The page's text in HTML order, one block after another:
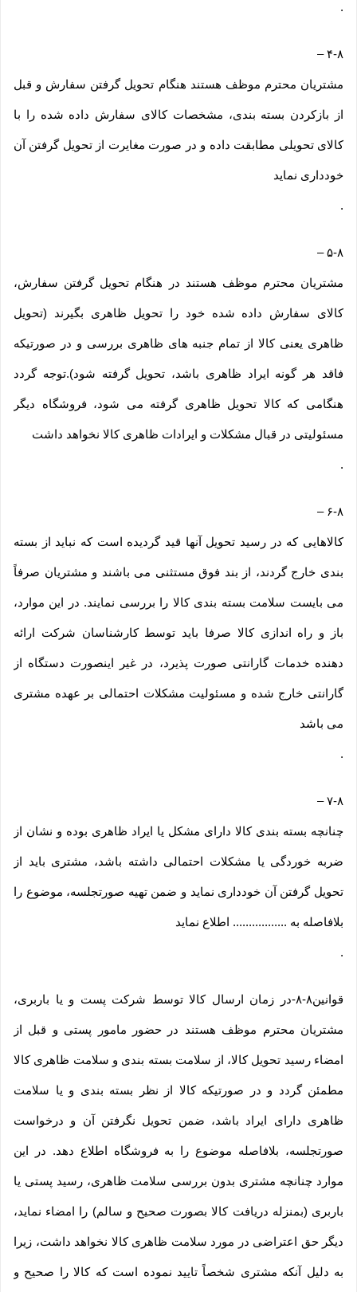
.
۴-۸–
مشتریان محترم موظف هستند هنگام تحویل گرفتن سفارش و قبل
از بازکردن بسته بندی، مشخصات کالای سفارش داده شده را با
کالای تحویلی مطابقت داده و در صورت مغایرت از تحویل گرفتن آن
خودداری نماید
.
۵-۸–
مشتریان محترم موظف هستند در هنگام تحویل گرفتن سفارش،
کالای سفارش داده شده خود را تحویل ظاهری بگیرند (تحویل
ظاهری یعنی کالا از تمام جنبه های ظاهری بررسی و در صورتیکه
فاقد هر گونه ایراد ظاهری باشد، تحویل گرفته شود).توجه گردد
هنگامی که کالا تحویل ظاهری گرفته می شود، فروشگاه دیگر
مسئولیتی در قبال مشکلات و ایرادات ظاهری کالا نخواهد داشت
.
۶-۸ –
کالاهایی که در رسید تحویل آنها قید گردیده است که نباید از بسته
بندی خارج گردند، از بند فوق مستثنی می باشند و مشتریان صرفاً
می بایست سلامت بسته بندی کالا را بررسی نمایند. در این موارد،
باز و راه اندازی کالا صرفا باید توسط کارشناسان شرکت ارائه
دهنده خدمات گارانتی صورت پذیرد، در غیر اینصورت دستگاه از
گارانتی خارج شده و مسئولیت مشکلات احتمالی بر عهده مشتری
می باشد
.
۷-۸–
چنانچه بسته بندی کالا دارای مشکل یا ایراد ظاهری بوده و نشان از
ضربه خوردگی یا مشکلات احتمالی داشته باشد، مشتری باید از
تحویل گرفتن آن خودداری نماید و ضمن تهیه صورتجلسه، موضوع را
بلافاصله به ................. اطلاع نماید
.
قوانین۸-۸-در زمان ارسال کالا توسط شرکت پست و یا باربری،
مشتریان محترم موظف هستند در حضور مامور پستی و قبل از
امضاء رسید تحویل کالا، از سلامت بسته بندی و سلامت ظاهری کالا
مطمئن گردد و در صورتیکه کالا از نظر بسته بندی و یا سلامت
ظاهری دارای ایراد باشد، ضمن تحویل نگرفتن آن و درخواست
صورتجلسه، بلافاصله موضوع را به فروشگاه اطلاع دهد. در این
موارد چنانچه مشتری بدون بررسی سلامت ظاهری، رسید پستی یا
باربری (بمنزله دریافت کالا بصورت صحیح و سالم) را امضاء نماید،
دیگر حق اعتراضی در مورد سلامت ظاهری کالا نخواهد داشت، زیرا
به دلیل آنکه مشتری شخصاً تایید نموده است که کالا را صحیح و